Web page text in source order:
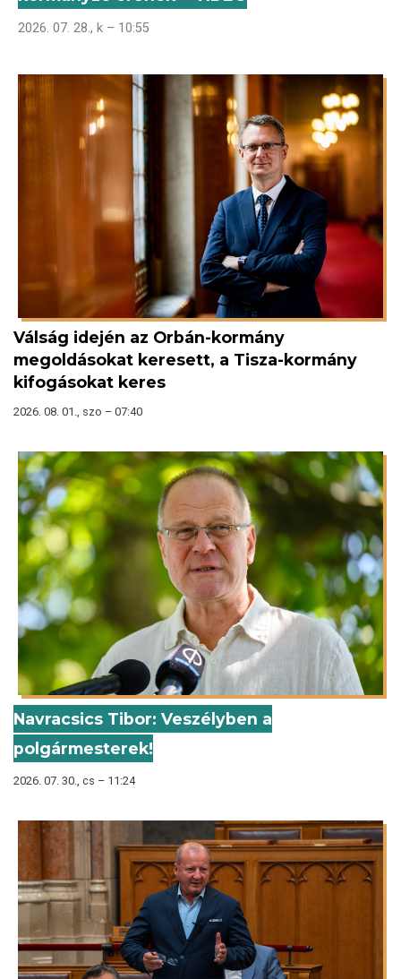
2026. 07. 28., k – 10:55
Válság idején az Orbán-kormány
megoldásokat keresett, a Tisza-kormány
kifogásokat keres
2026. 08. 01., szo – 07:40
Navracsics Tibor: Veszélyben a
polgármesterek!
2026. 07. 30., cs – 11:24